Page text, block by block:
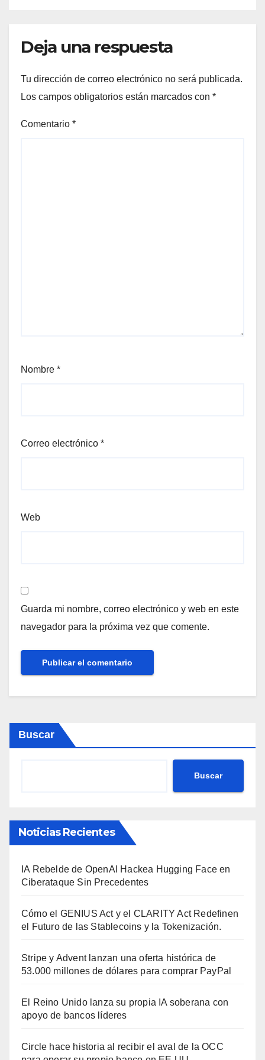
Deja una respuesta
Tu dirección de correo electrónico no será publicada.
Los campos obligatorios están marcados con *
Comentario *
Nombre *
Correo electrónico *
Web
Guarda mi nombre, correo electrónico y web en este
navegador para la próxima vez que comente.
Buscar
Buscar
Noticias Recientes
IA Rebelde de OpenAI Hackea Hugging Face en
Ciberataque Sin Precedentes
Cómo el GENIUS Act y el CLARITY Act Redefinen
el Futuro de las Stablecoins y la Tokenización.
Stripe y Advent lanzan una oferta histórica de
53.000 millones de dólares para comprar PayPal
El Reino Unido lanza su propia IA soberana con
apoyo de bancos líderes
Circle hace historia al recibir el aval de la OCC